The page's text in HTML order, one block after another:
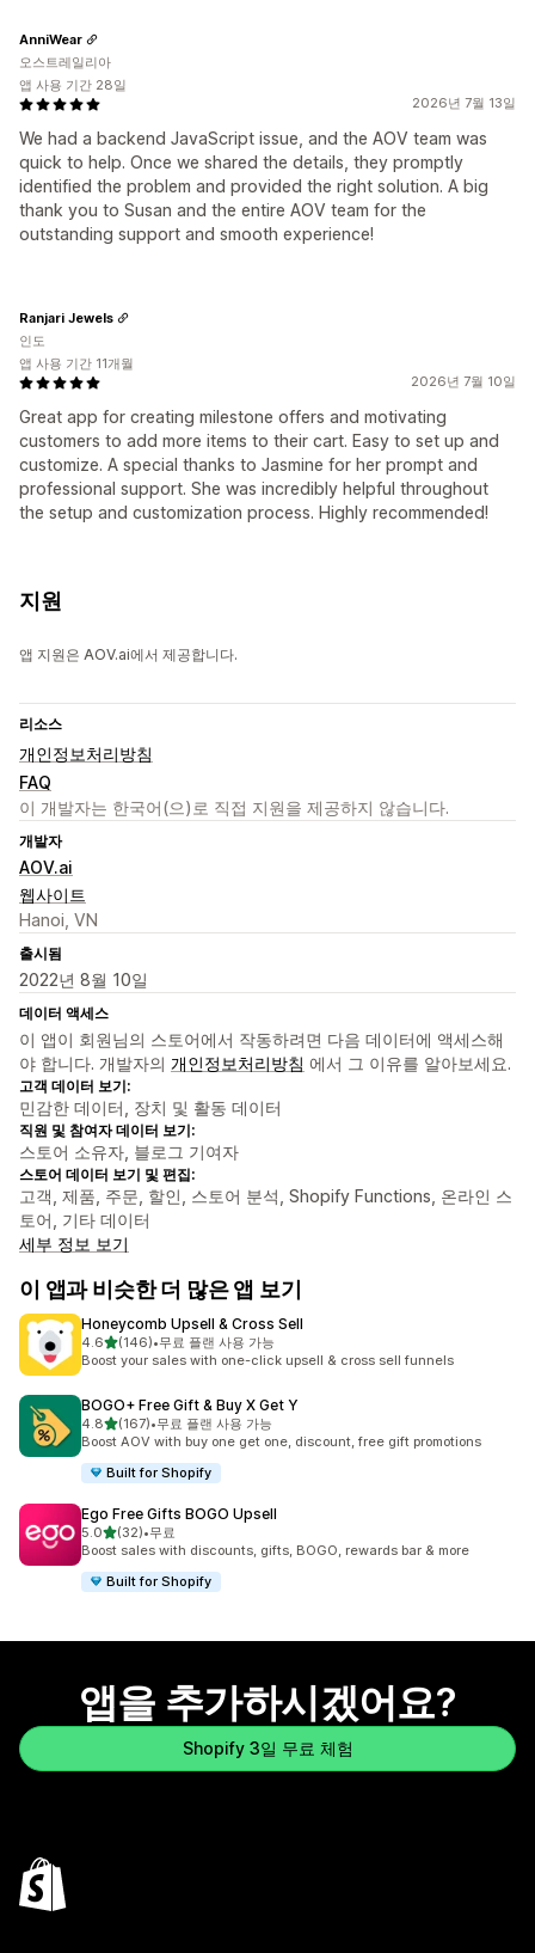
2026년 7월 13일
We had a backend JavaScript issue, and the AOV team was
quick to help. Once we shared the details, they promptly
identified the problem and provided the right solution. A big
thank you to Susan and the entire AOV team for the
outstanding support and smooth experience!
AnniWear
오스트레일리아
앱 사용 기간 28일
2026년 7월 10일
Great app for creating milestone offers and motivating
customers to add more items to their cart. Easy to set up and
customize. A special thanks to Jasmine for her prompt and
professional support. She was incredibly helpful throughout
the setup and customization process. Highly recommended!
Ranjari Jewels
인도
앱 사용 기간 11개월
지원
앱 지원은 AOV.ai에서 제공합니다.
리소스
개인정보처리방침
FAQ
이 개발자는 한국어(으)로 직접 지원을 제공하지 않습니다.
개발자
AOV.ai
웹사이트
Hanoi, VN
출시됨
2022년 8월 10일
데이터 액세스
이 앱이 회원님의 스토어에서 작동하려면 다음 데이터에 액세스해
야 합니다. 개발자의 개인정보처리방침 에서 그 이유를 알아보세요.
고객 데이터 보기:
민감한 데이터, 장치 및 활동 데이터
직원 및 참여자 데이터 보기:
스토어 소유자, 블로그 기여자
스토어 데이터 보기 및 편집:
고객, 제품, 주문, 할인, 스토어 분석, Shopify Functions, 온라인 스
토어, 기타 데이터
세부 정보 보기
이 앱과 비슷한 더 많은 앱 보기
Honeycomb Upsell & Cross Sell
4.6별 5개 중
(146)
총 리뷰 146개
•무료 플랜 사용 가능
Boost your sales with one-click upsell & cross sell funnels
BOGO+ Free Gift & Buy X Get Y
4.8별 5개 중
(167)
총 리뷰 167개
•무료 플랜 사용 가능
Boost AOV with buy one get one, discount, free gift promotions
Built for Shopify
Ego Free Gifts BOGO Upsell
5.0별 5개 중
(32)
총 리뷰 32개
•무료
Boost sales with discounts, gifts, BOGO, rewards bar & more
Built for Shopify
앱을 추가하시겠어요?
Shopify 3일 무료 체험